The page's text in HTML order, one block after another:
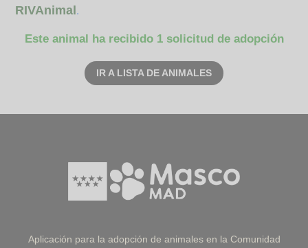
RIVAnimal.
Este animal ha recibido 1 solicitud de adopción
IR A LISTA DE ANIMALES
Aplicación para la adopción de animales en la Comunidad